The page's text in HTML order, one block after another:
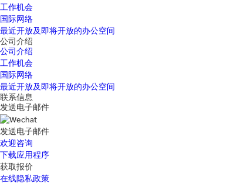
工作机会
国际网络
最近开放及即将开放的办公空间
公司介绍
公司介绍
工作机会
国际网络
最近开放及即将开放的办公空间
联系信息
发送电子邮件
发送电子邮件
欢迎咨询
下载应用程序
获取报价
在线隐私政策